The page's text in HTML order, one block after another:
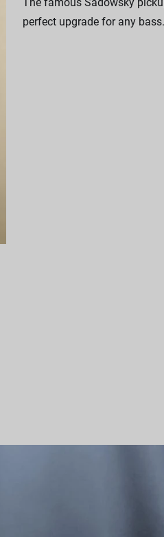
The famous Sadowsky
perfect upgrade for any bass.